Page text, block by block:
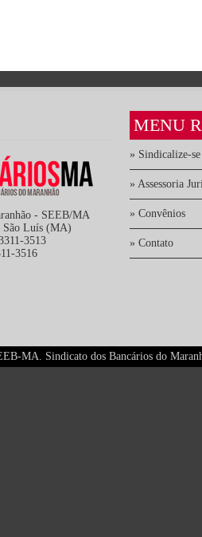
- SEEB/MA
São Luís (MA)
3513
3516
MENU
» Sindicalize-se
» Assessoria
» Convênios
» Contato
MA. Sindicato dos Bancários do